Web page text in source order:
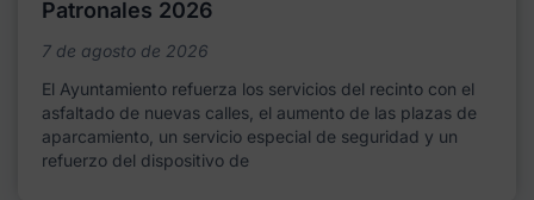
Patronales 2026
7 de agosto de 2026
El Ayuntamiento refuerza los servicios del recinto con el
asfaltado de nuevas calles, el aumento de las plazas de
aparcamiento, un servicio especial de seguridad y un
refuerzo del dispositivo de